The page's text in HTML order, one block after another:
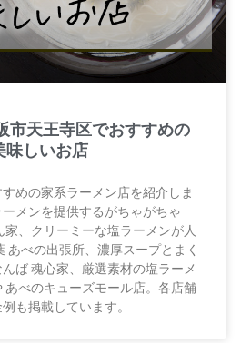
市天王寺区でおすすめの
味しいお店
めの家系ラーメン店を紹介しま
メンを提供するがちゃがちゃ
、クリーミーな塩ラーメンが人
あべの出張所、濃厚スープとまく
ば 魂心家、厳選素材の塩ラーメ
あべのキューズモール店。各店舗
も掲載しています。